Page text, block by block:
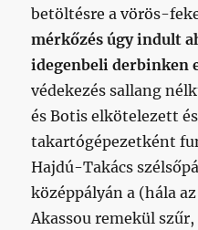
betöltésre a vörös-
mérkőzés úgy indult
idegenbeli derbinken
védekezés sallang
és Botis elkötelezett
takartógépezetként
Hajdú-Takács
középpályán a (hála
Akassou remekül